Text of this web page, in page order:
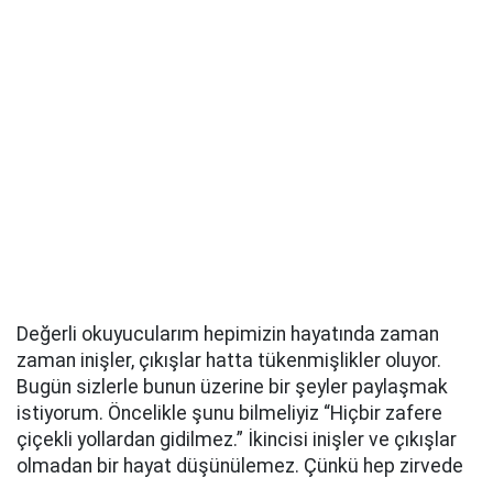
Değerli okuyucularım hepimizin hayatında zaman
zaman inişler, çıkışlar hatta tükenmişlikler oluyor.
Bugün sizlerle bunun üzerine bir şeyler paylaşmak
istiyorum. Öncelikle şunu bilmeliyiz “Hiçbir zafere
çiçekli yollardan gidilmez.” İkincisi inişler ve çıkışlar
olmadan bir hayat düşünülemez. Çünkü hep zirvede